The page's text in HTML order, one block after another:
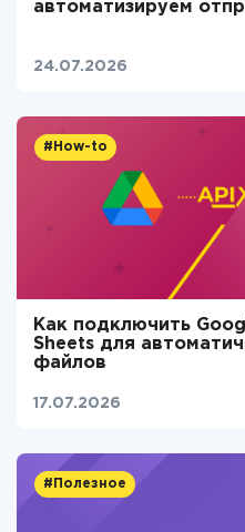
автоматизируем
24.07.2026
#How-to
Как подключить
Sheets для
файлов
17.07.2026
#Полезное